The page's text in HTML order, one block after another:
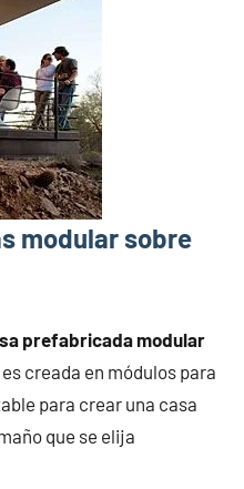
modular sobre
prefabricada modular
es creada en módulos para
para crear una casa
que se elija